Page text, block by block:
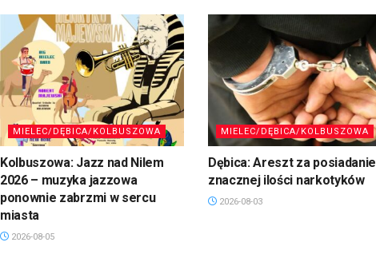
MIELEC/DĘBICA/KOLBUSZOWA
Kolbuszowa: Jazz nad Nilem
2026 – muzyka jazzowa
ponownie zabrzmi w sercu
miasta
2026-08-05
MIELEC/DĘBICA/KOLBUSZOWA
Dębica: Areszt za posiadanie
znacznej ilości narkotyków
2026-08-03